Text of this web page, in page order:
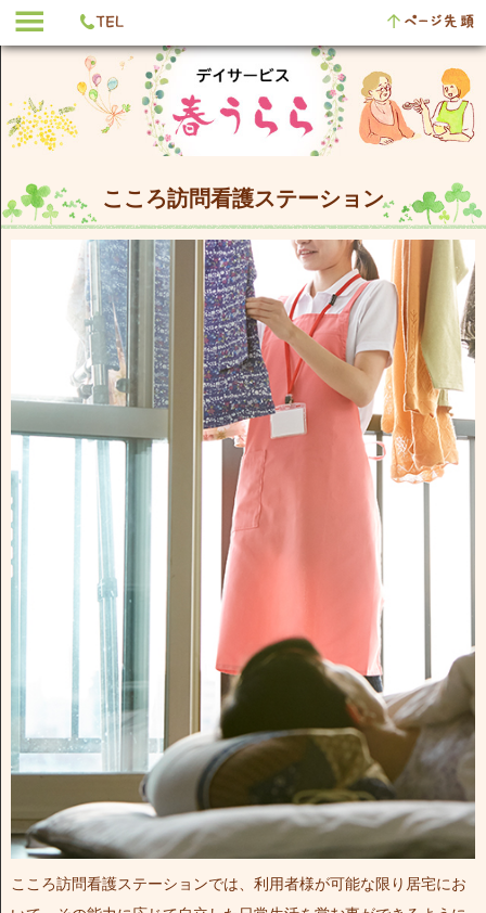
こころ訪問看護ステーション
こころ訪問看護ステーションでは、利用者様が可能な限り居宅にお